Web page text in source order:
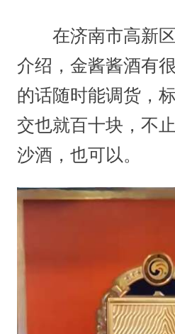
在济南市高新区
介绍，金酱酱酒有
的话随时能调货，
交也就百十块，不
沙酒，也可以。